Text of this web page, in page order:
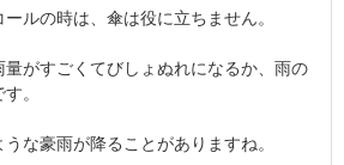
ルの時は、傘は役に立ちません。
がすごくてびしょぬれになるか、雨の
。
な豪雨が降ることがありますね。